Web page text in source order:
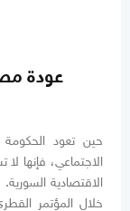
عودة
حين تعود
الاجتماعي، فإنها
خلال المؤتمر